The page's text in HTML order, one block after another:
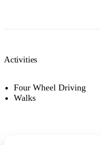
Activities
Four Wheel Driving
Walks